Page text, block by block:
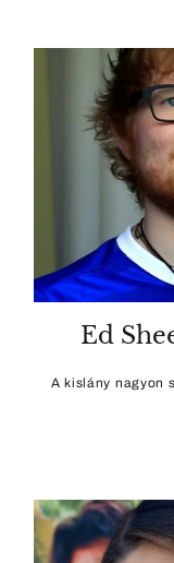
Ed
A kislány nagyon